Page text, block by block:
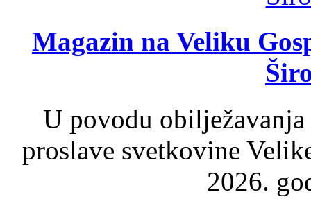
Magazin na Veliku
U povodu
proslave svetkovine
2026.